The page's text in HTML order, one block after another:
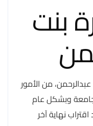
بنت
من الأمور
وبشكل عام
نهاية آخر